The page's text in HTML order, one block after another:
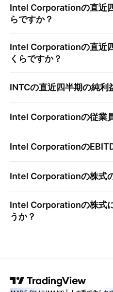
Intel Corporationの直近
らですか？
Intel Corporationの直近
くらですか？
INTCの直近四半期の純利
Intel Corporationの従業
Intel Corporationの
Intel Corporationの株式
Intel Corporationの株式
うか？